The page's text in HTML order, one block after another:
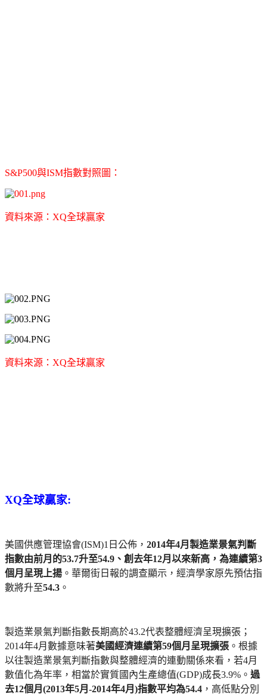
S&P500與ISM指數對照圖：
資料來源：XQ全球贏家
資料來源：XQ全球贏家
XQ全球贏家:
美國供應管理協會(ISM)1日公佈， 2014年4月製造業景氣判斷
指數由前月的53.7升至54.9、創去年12月以來新高，為連續第3
個月呈現上揚 。華爾街日報的調查顯示，經濟學家原先預估指
數將升至54.3 。
製造業景氣判斷指數長期高於43.2代表整體經濟呈現擴張；
2014年4月數據意味著美國經濟連續第59個月呈現擴張 。根據
以往製造業景氣判斷指數與整體經濟的連動關係來看，若4月
數值化為年率，相當於實質國內生產總值(GDP)成長3.9%。 過
去12個月(2013年5月-2014年4月)指數平均為54.4 ，高低點分別